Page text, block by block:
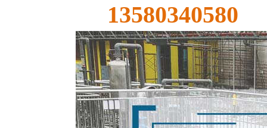
13580340580